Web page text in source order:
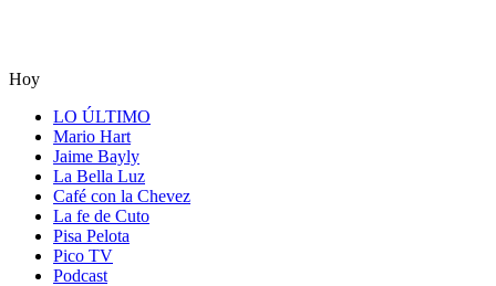
Hoy
LO ÚLTIMO
Mario Hart
Jaime Bayly
La Bella Luz
Café con la Chevez
La fe de Cuto
Pisa Pelota
Pico TV
Podcast